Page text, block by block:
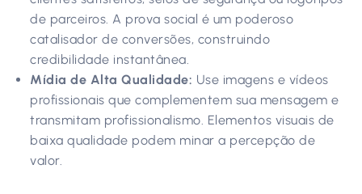
de parceiros. A prova social é um poderoso
catalisador de conversões, construindo
credibilidade instantânea.
Mídia de Alta Qualidade: Use imagens e vídeos
profissionais que complementem sua mensagem e
transmitam profissionalismo. Elementos visuais de
baixa qualidade podem minar a percepção de
valor.